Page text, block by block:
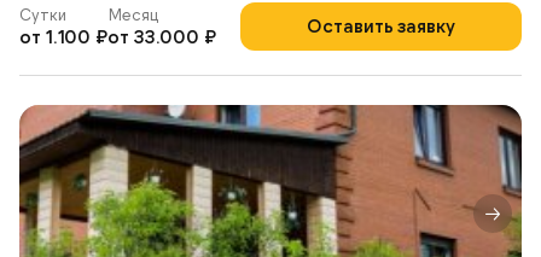
Оставить заявку
Сутки
от 1.100 ₽
Месяц
от 33.000 ₽